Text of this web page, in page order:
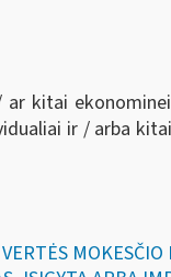
kitai
ir / arba
MOKESČIO